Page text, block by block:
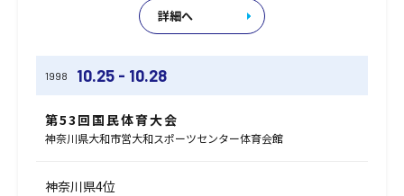
詳細へ
10.25 - 10.28
1998
第53回国民体育大会
神奈川県大和市営大和スポーツセンター体育会館
神奈川県4位